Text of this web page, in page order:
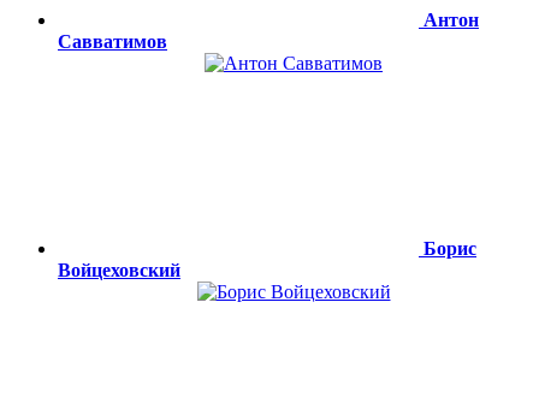
Антон
Савватимов
Борис
Войцеховский